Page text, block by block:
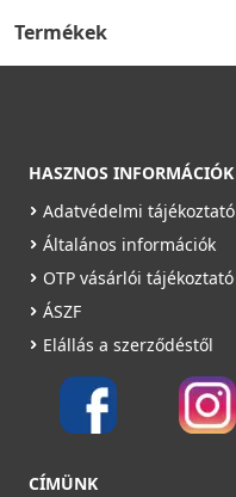
Termékek
HASZNOS INFORMÁCIÓK
Adatvédelmi tájékoztató
Általános információk
OTP vásárlói tájékoztató
ÁSZF
Elállás a szerződéstől
CÍMÜNK